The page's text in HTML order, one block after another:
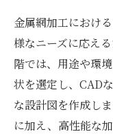
金属網加工におけ
様なニーズに応え
階では、用途や環
状を選定し、CAD
な設計図を作成し
に加え、高性能な